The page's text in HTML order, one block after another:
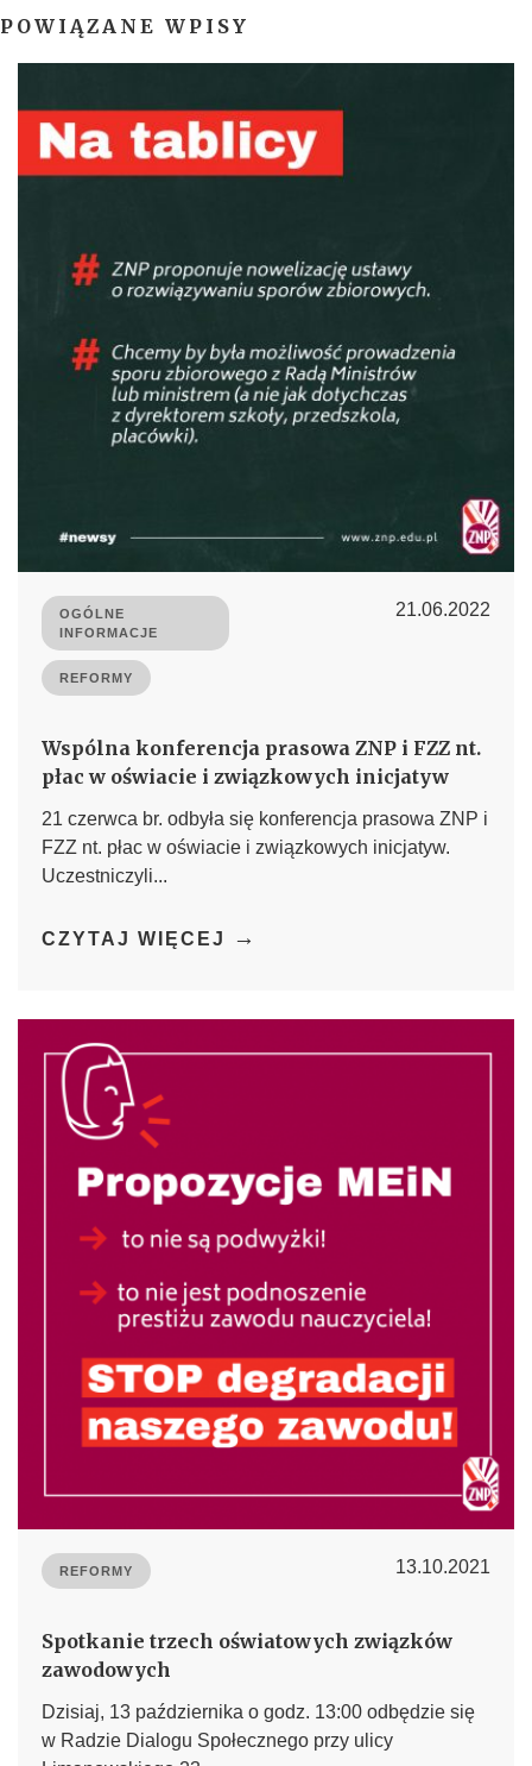
POWIĄZANE WPISY
OGÓLNE
INFORMACJE
REFORMY
21.06.2022
Wspólna konferencja prasowa ZNP i FZZ nt.
płac w oświacie i związkowych inicjatyw
21 czerwca br. odbyła się konferencja prasowa ZNP i
FZZ nt. płac w oświacie i związkowych inicjatyw.
Uczestniczyli...
CZYTAJ WIĘCEJ →
REFORMY 13.10.2021
Spotkanie trzech oświatowych związków
zawodowych
Dzisiaj, 13 października o godz. 13:00 odbędzie się
w Radzie Dialogu Społecznego przy ulicy